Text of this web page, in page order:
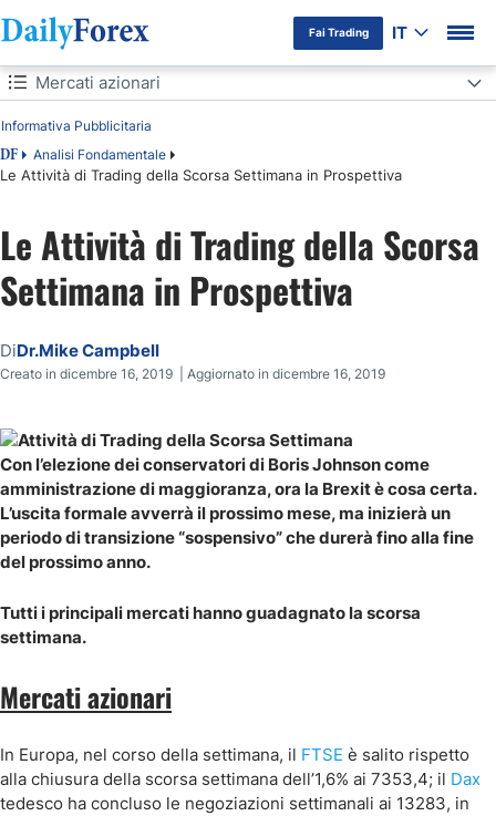
Fai Trading IT
Indice
DF Analisi Fondamentale
Le Attività di Trading della Scorsa Settimana in Prospettiva
Informativa Pubblicitaria
Mercati azionari
Mercati azionari
Mercati valutari
Mercati delle materie prime
Le Attività di Trading della Scorsa
Settimana in Prospettiva
DiDr.Mike Campbell
Creato in dicembre 16, 2019 | Aggiornato in dicembre 16, 2019
Con l’elezione dei conservatori di Boris Johnson come
amministrazione di maggioranza, ora la Brexit è cosa certa.
L’uscita formale avverrà il prossimo mese, ma inizierà un
periodo di transizione “sospensivo” che durerà fino alla fine
del prossimo anno.
Tutti i principali mercati hanno guadagnato la scorsa
settimana.
Mercati azionari
In Europa, nel corso della settimana, il FTSE è salito rispetto
alla chiusura della scorsa settimana dell’1,6% ai 7353,4; il Dax
tedesco ha concluso le negoziazioni settimanali ai 13283, in